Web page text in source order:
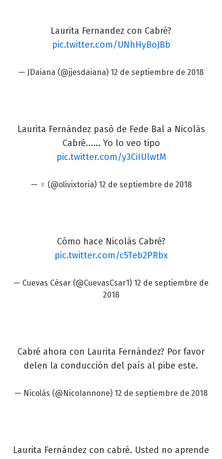
Laurita Fernandez con Cabré?
pic.twitter.com/UNhHyBoJBb
— JDaiana (@jjesdaiana) 12 de septiembre de 2018
Laurita Fernández pasó de Fede Bal a Nicolás
Cabré...... Yo lo veo tipo
pic.twitter.com/y3CiIUlwtM
— ♀ (@olivixtoria) 12 de septiembre de 2018
Cómo hace Nicolás Cabré?
pic.twitter.com/c5Teb2PRbx
— Cuevas César (@CuevasCsar1) 12 de septiembre de
2018
Cabré ahora con Laurita Fernández? Por favor
delen la conducción del país al pibe este.
— Nicolás (@NicoIannone) 12 de septiembre de 2018
Laurita Fernández con cabré. Usted no aprende